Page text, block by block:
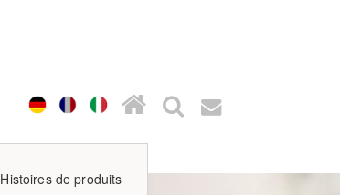
Histoires de produits